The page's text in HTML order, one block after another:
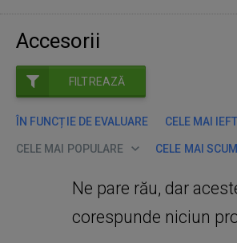
Accesorii
FILTREAZĂ
ÎN FUNCȚIE DE EVALUARE CELE MAI
CELE MAI POPULARE CELE MAI
Ne pare rău, dar
corespunde niciun